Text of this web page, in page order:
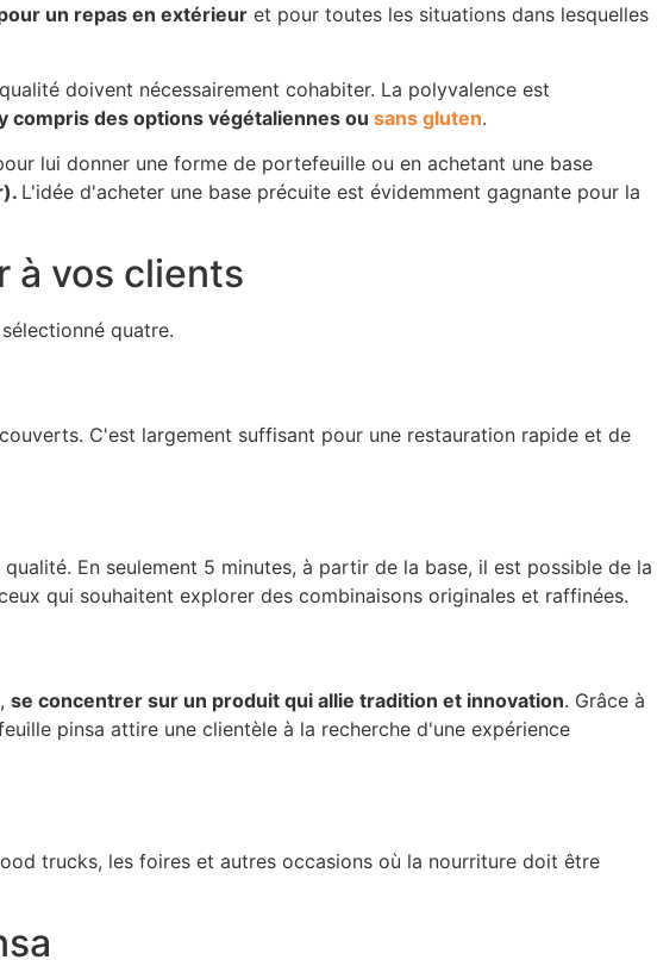
un repas en extérieur et pour toutes les situations dans lesquelles
doivent nécessairement cohabiter. La polyvalence est
compris des options végétaliennes ou sans gluten.
lui donner une forme de portefeuille ou en achetant une base
L'idée d'acheter une base précuite est évidemment gagnante pour la
à vos clients
quatre.
C'est largement suffisant pour une restauration rapide et de
En seulement 5 minutes, à partir de la base, il est possible de la
qui souhaitent explorer des combinaisons originales et raffinées.
se concentrer sur un produit qui allie tradition et innovation. Grâce à
pinsa attire une clientèle à la recherche d'une expérience
trucks, les foires et autres occasions où la nourriture doit être